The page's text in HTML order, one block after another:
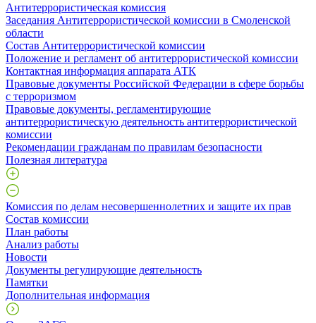
Антитеррористическая комиссия
Заседания Антитеррористической комиссии в Смоленской
области
Состав Антитеррористической комиссии
Положение и регламент об антитеррористической комиссии
Контактная информация аппарата АТК
Правовые документы Российской Федерации в сфере борьбы
с терроризмом
Правовые документы, регламентирующие
антитеррористическую деятельность антитеррористической
комиссии
Рекомендации гражданам по правилам безопасности
Полезная литература
Комиссия по делам несовершеннолетних и защите их прав
Состав комиссии
План работы
Анализ работы
Новости
Документы регулирующие деятельность
Памятки
Дополнительная информация